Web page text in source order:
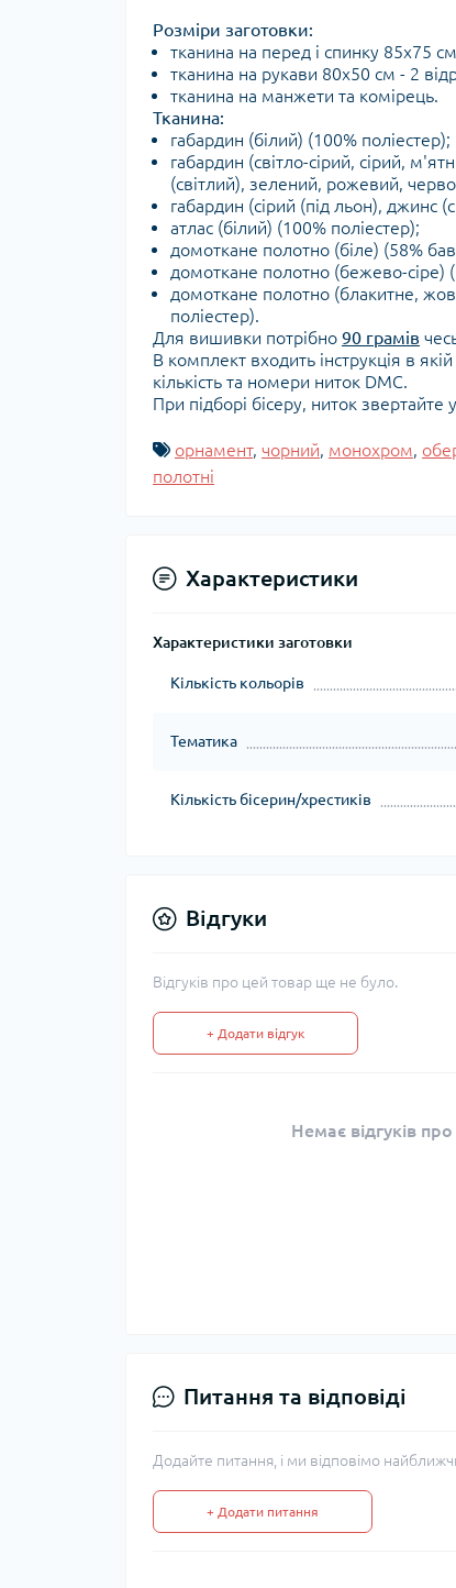
Розміри заготовки:
тканина на перед і спинку 85х75 см
тканина на рукави 80х50 см - 2
тканина на манжети та комірець.
Тканина:
габардин (білий) (100% поліестер);
габардин (світло-сірий, сірий,
(світлий), зелений, рожевий,
габардин (сірий (під льон), джинс
атлас (білий) (100% поліестер);
домоткане полотно (біле) (58%
домоткане полотно (бежево-сіре)
домоткане полотно (блакитне,
поліестер).
Для вишивки потрібно 90 грамів
В комплект входить інструкція в
кількість та номери ниток DMC.
При підборі бісеру, ниток
орнамент, чорний, монохром,
полотні
Характеристики
Характеристики заготовки
Кількість кольорів
Тематика
Кількість бісерин/хрестиків
Відгуки
Відгуків про цей товар ще не було.
+ Додати відгук
Немає відгуків
Питання та відповіді
Додайте питання, і ми відповімо
+ Додати питання